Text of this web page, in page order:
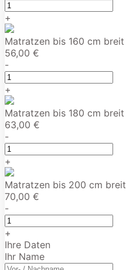
+
Matratzen bis 160 cm breit
56,00 €
-
+
Matratzen bis 180 cm breit
63,00 €
-
+
Matratzen bis 200 cm breit
70,00 €
-
+
Ihre Daten
Ihr Name